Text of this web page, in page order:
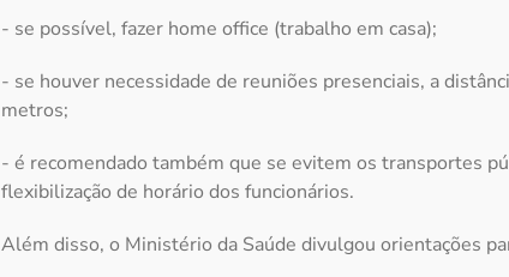
- se possível, fazer home office (trabalho em casa);
- se houver necessidade de reuniões presenciais, a
metros;
- é recomendado também que se evitem os transportes
flexibilização de horário dos funcionários.
Além disso, o Ministério da Saúde divulgou orientações